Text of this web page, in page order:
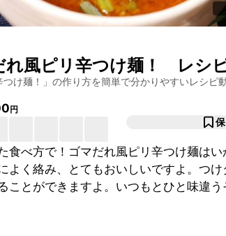
風ピリ辛つけ麺！ レシ
け麺！ 」の作り方を簡単で分かりやすいレシピ
円
食べ方で！ゴマだれ風ピリ辛つけ麺はい
よく絡み、とてもおいしいですよ。つ
ことができますよ。いつもとひと味違